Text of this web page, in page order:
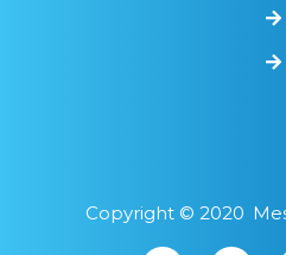
Copyright © 2020